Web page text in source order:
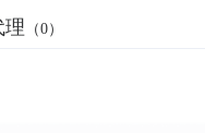
理 （0）